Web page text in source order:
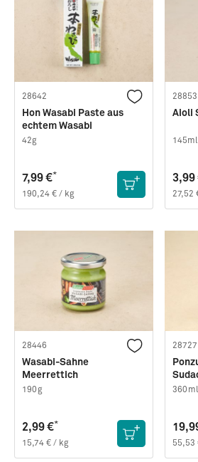
28642
Hon Wasabi Paste aus
echtem Wasabi
42g
7,99 €*
190,24 € / kg
28853
Aioli
145ml
3,99
27,52
28446
Wasabi-Sahne
Meerrettich
190g
2,99 €*
15,74 € / kg
28727
360ml
55,53